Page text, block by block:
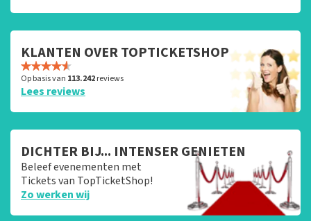
KLANTEN OVER TOPTICKETSHOP
Op basis van 113.242reviews
Lees reviews
DICHTER BIJ... INTENSER GENIETEN
Beleef evenementen met
Tickets van TopTicketShop!
Zo werken wij